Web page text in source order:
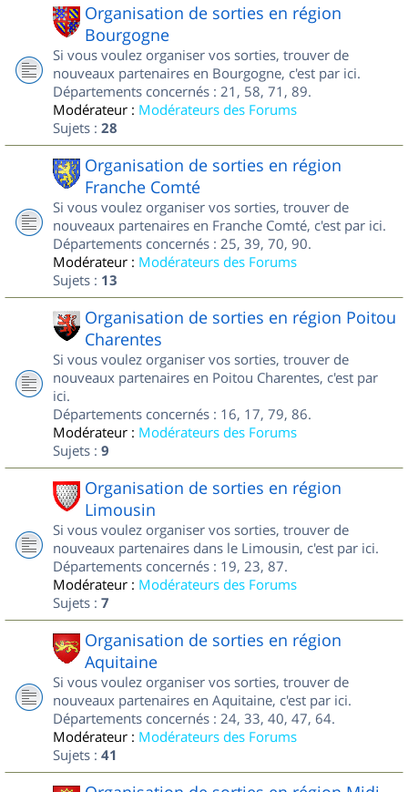
Organisation de sorties en région
Bourgogne
Si vous voulez organiser vos sorties, trouver de
nouveaux partenaires en Bourgogne, c'est par ici.
Départements concernés : 21, 58, 71, 89.
Modérateur : Modérateurs des Forums
Sujets : 28
Organisation de sorties en région
Franche Comté
Si vous voulez organiser vos sorties, trouver de
nouveaux partenaires en Franche Comté, c'est par ici.
Départements concernés : 25, 39, 70, 90.
Modérateur : Modérateurs des Forums
Sujets : 13
Organisation de sorties en région Poitou
Charentes
Si vous voulez organiser vos sorties, trouver de
nouveaux partenaires en Poitou Charentes, c'est par
ici.
Départements concernés : 16, 17, 79, 86.
Modérateur : Modérateurs des Forums
Sujets : 9
Organisation de sorties en région
Limousin
Si vous voulez organiser vos sorties, trouver de
nouveaux partenaires dans le Limousin, c'est par ici.
Départements concernés : 19, 23, 87.
Modérateur : Modérateurs des Forums
Sujets : 7
Organisation de sorties en région
Aquitaine
Si vous voulez organiser vos sorties, trouver de
nouveaux partenaires en Aquitaine, c'est par ici.
Départements concernés : 24, 33, 40, 47, 64.
Modérateur : Modérateurs des Forums
Sujets : 41